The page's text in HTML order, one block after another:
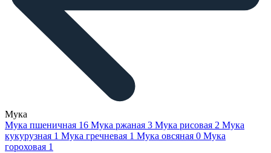
Мука
Мука пшеничная 16 Мука ржаная 3 Мука рисовая 2 Мука
кукурузная 1 Мука гречневая 1 Мука овсяная 0 Мука
гороховая 1